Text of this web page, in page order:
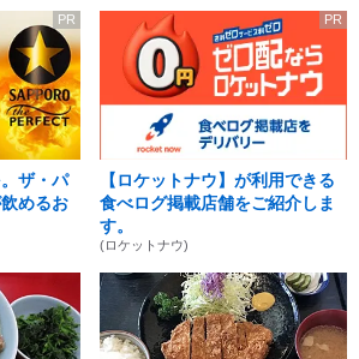
PR
ザ・パ
めるお
PR
【ロケットナウ】が利用できる
食べログ掲載店舗をご紹介しま
す。
(ロケットナウ)